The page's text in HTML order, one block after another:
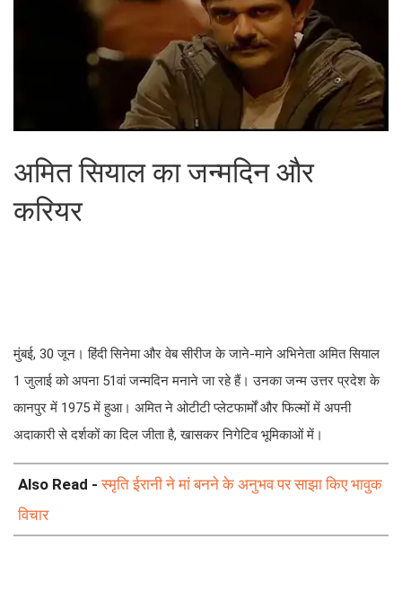
अमित सियाल का जन्मदिन और
करियर
मुंबई, 30 जून। हिंदी सिनेमा और वेब सीरीज के जाने-माने अभिनेता अमित सियाल
1 जुलाई को अपना 51वां जन्मदिन मनाने जा रहे हैं। उनका जन्म उत्तर प्रदेश के
कानपुर में 1975 में हुआ। अमित ने ओटीटी प्लेटफार्मों और फिल्मों में अपनी
अदाकारी से दर्शकों का दिल जीता है, खासकर निगेटिव भूमिकाओं में।
Also Read -स्मृति ईरानी ने मां बनने के अनुभव पर साझा किए भावुक
विचार